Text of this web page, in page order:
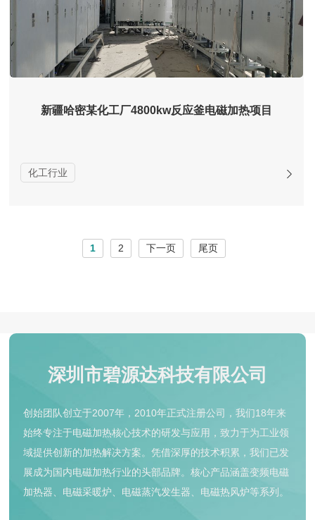
新疆哈密某化工厂4800kw反应釜电磁加热项目
化工行业
1 2 下一页 尾页
深圳市碧源达科技有限公司
创始团队创立于2007年，2010年正式注册公司，我们18年来
始终专注于电磁加热核心技术的研发与应用，致力于为工业领
域提供创新的加热解决方案。凭借深厚的技术积累，我们已发
展成为国内电磁加热行业的头部品牌。核心产品涵盖变频电磁
加热器、电磁采暖炉、电磁蒸汽发生器、电磁热风炉等系列。